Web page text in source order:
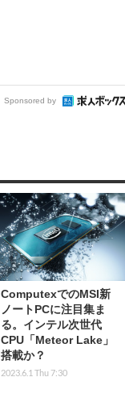
Sponsored by
ComputexでのMSI新
ノートPCに注目集ま
る。インテル次世代
CPU「Meteor Lake」
搭載か？
2023.6.1 Thu 7:30